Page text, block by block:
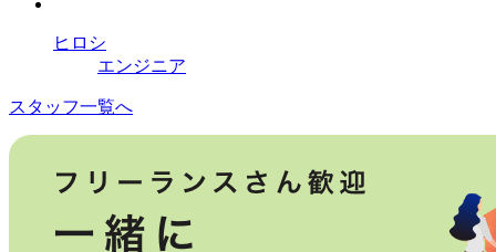
ヒロシ
エンジニア
スタッフ一覧へ